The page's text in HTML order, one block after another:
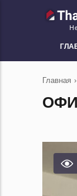
Главная ›